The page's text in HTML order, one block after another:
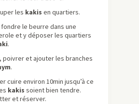
les kakis en quartiers.
le beurre dans une
et y déposer les quartiers
.
poivrer et ajouter les branches
.
cuire environ 10min jusqu’à ce
kakis soient bien tendre.
et réserver.